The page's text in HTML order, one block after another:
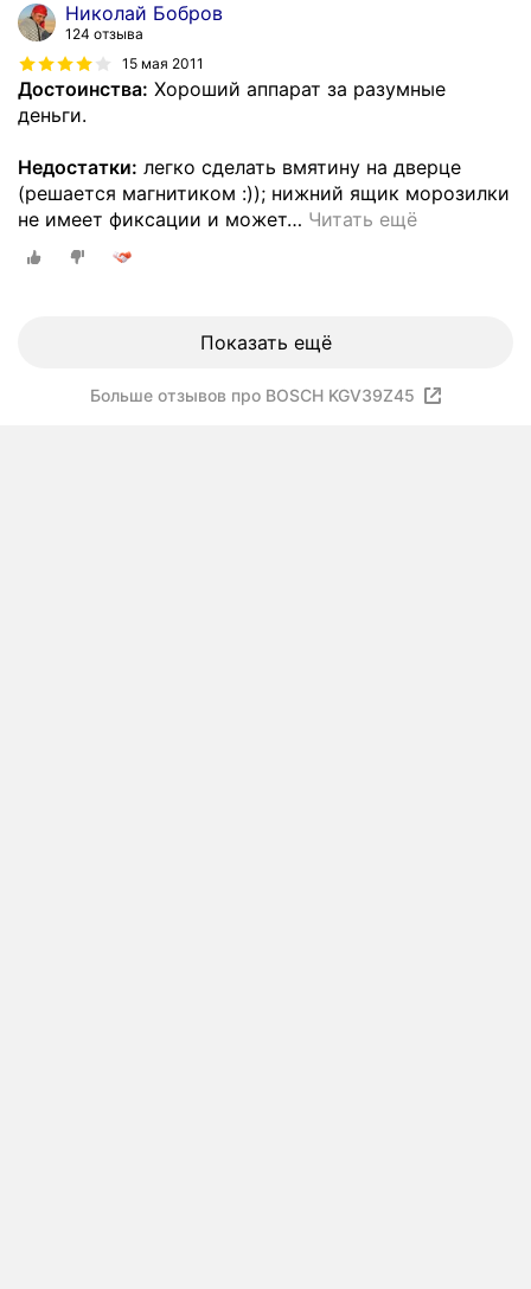
Николай Бобров
124 отзыва
15 мая 2011
Достоинства: Хороший аппарат за разумные
деньги.
Недостатки: легко сделать вмятину на дверце
(решается магнитиком :)); нижний ящик морозилки
не имеет фиксации и может… Читать ещё
Показать ещё
Больше отзывов про BOSCH KGV39Z45